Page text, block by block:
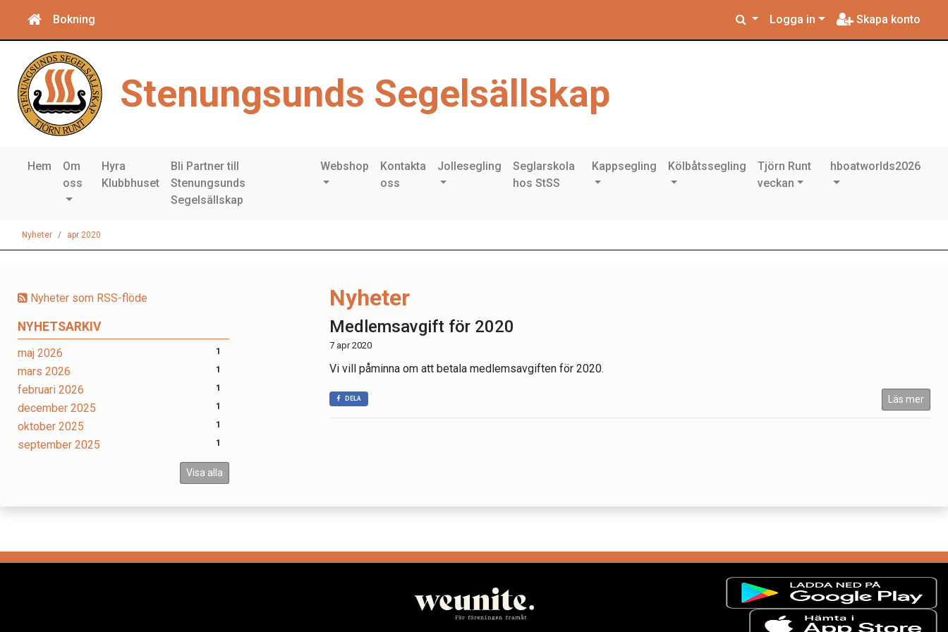
Bokning Logga in Skapa konto
Stenungsunds Segelsällskap
Hem
Om
oss
Hyra
Klubbhuset
Bli Partner till
Stenungsunds
Segelsällskap
Webshop
Kontakta
oss
Jollesegling
Seglarskola
hos StSS
Kappsegling Kölbåtssegling
Tjörn Runt
veckan
hboatworlds2026
Nyheter apr 2020
Nyheter som RSS-flöde
NYHETSARKIV
maj 2026 1
mars 2026 1
februari 2026 1
december 2025 1
oktober 2025 1
september 2025 1
Visa alla
Nyheter
Medlemsavgift för 2020
7 apr 2020
Vi vill påminna om att betala medlemsavgiften för 2020.
DELA Läs mer